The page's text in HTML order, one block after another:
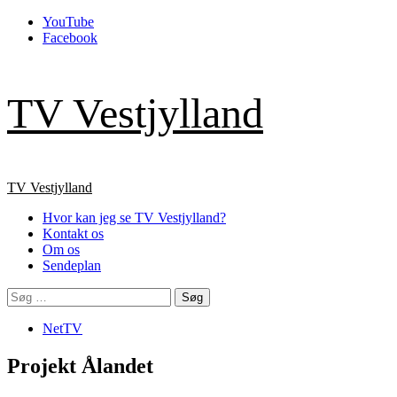
Skip
YouTube
Facebook
TV Vestjylland
Primary
TV Vestjylland
Hvor kan jeg se TV Vestjylland?
Kontakt os
Om os
Sendeplan
Søg
efter:
NetTV
Projekt Ålandet